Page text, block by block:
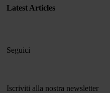
Latest Articles
Seguici
Iscriviti alla nostra newsletter